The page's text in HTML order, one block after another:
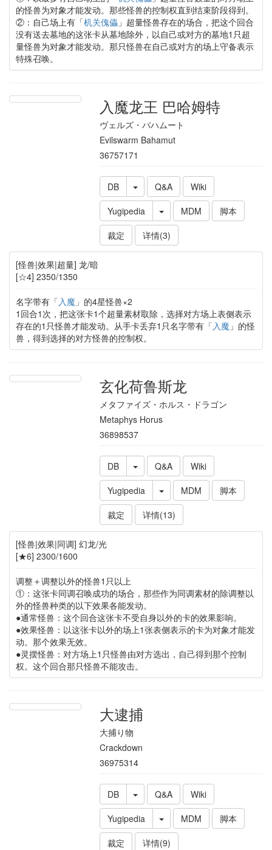
的怪兽为对象才能发动。那些怪兽的控制权直到结束阶段得到。
②：自己场上有「机关傀儡」超量怪兽存在的场合，把这个回合
没有送去墓地的这张卡从墓地除外，以自己或对方的墓地1只超
量怪兽为对象才能发动。那只怪兽在自己或对方的场上守备表示
特殊召唤。
入魔龙王 巴哈姆特
ヴェルズ・バハムート
Evilswarm Bahamut
36757171
DB Q&A
Wiki
Yugipedia
MDM
脚本
裁定
详情(3)
[怪兽|效果|超量] 龙/暗
[☆4] 2350/1350
名字带有「 入魔 」的4星怪兽×2
1回合1次，把这张卡1个超量素材取除，选择对方场上表侧表示
存在的1只怪兽才能发动。从手卡丢弃1只名字带有「 入魔 」的怪
兽，得到选择的对方怪兽的控制权。
玄化荷鲁斯龙
メタファイズ・ホルス・ドラゴン
Metaphys Horus
36898537
DB Q&A
Wiki
Yugipedia
MDM
脚本
裁定
详情(13)
[怪兽|效果|同调] 幻龙/光
[★6] 2300/1600
调整＋调整以外的怪兽1只以上
①：这张卡同调召唤成功的场合，那些作为同调素材的除调整以
外的怪兽种类的以下效果各能发动。
●通常怪兽：这个回合这张卡不受自身以外的卡的效果影响。
●效果怪兽：以这张卡以外的场上1张表侧表示的卡为对象才能发
动。那个效果无效。
●灵摆怪兽：对方场上1只怪兽由对方选出，自己得到那个控制
权。这个回合那只怪兽不能攻击。
大逮捕
大捕り物
Crackdown
36975314
DB Q&A
Wiki
Yugipedia
MDM
脚本
裁定
详情(9)